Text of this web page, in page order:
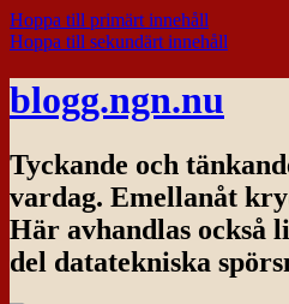
Hoppa till primärt innehåll
Hoppa till sekundärt innehåll
blogg.ngn.nu
Tyckande och
vardag. Emellanåt
Här avhandlas också
del datatekniska